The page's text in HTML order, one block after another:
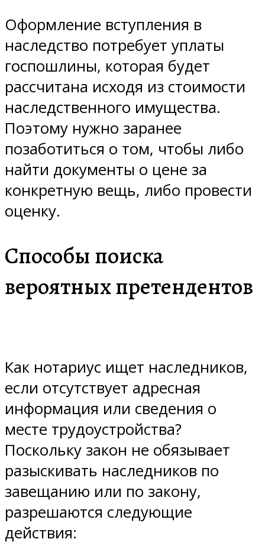
Оформление вступления в
наследство потребует уплаты
госпошлины, которая будет
рассчитана исходя из стоимости
наследственного имущества.
Поэтому нужно заранее
позаботиться о том, чтобы либо
найти документы о цене за
конкретную вещь, либо провести
оценку.
Способы поиска
вероятных претендентов
Как нотариус ищет наследников,
если отсутствует адресная
информация или сведения о
месте трудоустройства?
Поскольку закон не обязывает
разыскивать наследников по
завещанию или по закону,
разрешаются следующие
действия: